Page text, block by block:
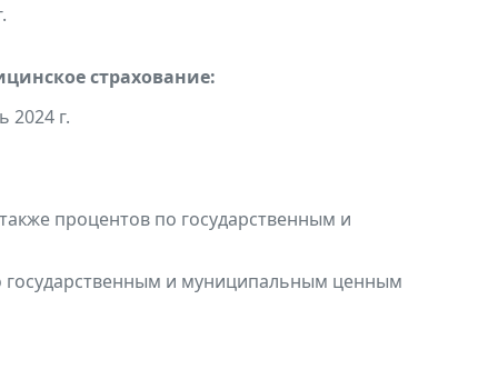
страхование:
2024 г.
процентов по государственным и
государственным и муниципальным ценным